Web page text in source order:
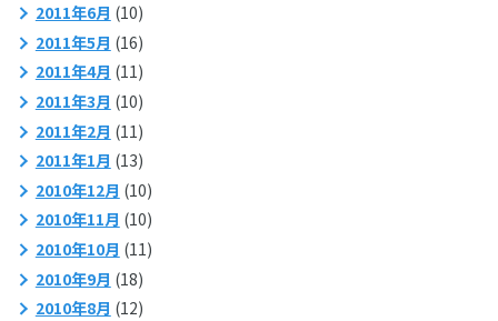
2011年6月 (10)
2011年5月 (16)
2011年4月 (11)
2011年3月 (10)
2011年2月 (11)
2011年1月 (13)
2010年12月 (10)
2010年11月 (10)
2010年10月 (11)
2010年9月 (18)
2010年8月 (12)